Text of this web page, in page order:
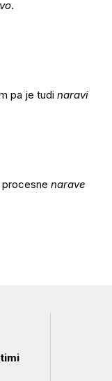
.
pa je tudi naravi
narave